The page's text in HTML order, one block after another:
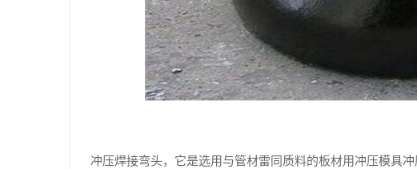
冲压焊接弯头，它是选用与管材雷同质料的板材用冲压模具